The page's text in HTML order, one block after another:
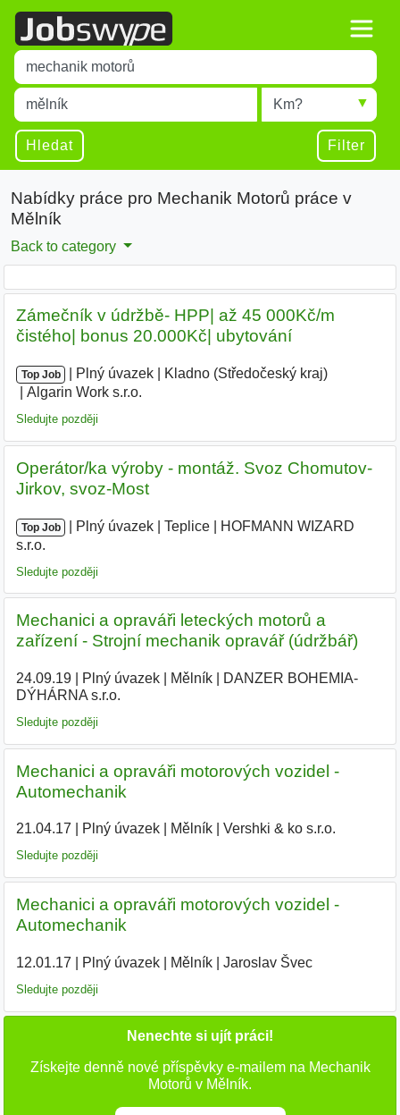
Title
Type 1 or more characters for results.
Místo
Type 1 or more characters for results.
Radius
Hledat Filter
Nabídky práce pro Mechanik Motorů práce v
Mělník
Back to category
Zámečník v údržbě- HPP| až 45 000Kč/m
čistého| bonus 20.000Kč| ubytování
Top Job Plný úvazek Kladno (Středočeský kraj)
Algarin Work s.r.o.
Sledujte později
Operátor/ka výroby - montáž. Svoz Chomutov-
Jirkov, svoz-Most
Top Job Plný úvazek Teplice
HOFMANN WIZARD
s.r.o.
Sledujte později
Mechanici a opraváři leteckých motorů a
zařízení - Strojní mechanik opravář (údržbář)
24.09.19| Plný úvazek| Mělník|
DANZER BOHEMIA-
DÝHÁRNA s.r.o.
Sledujte později
Mechanici a opraváři motorových vozidel -
Automechanik
21.04.17 Plný úvazek| Mělník| Vershki & ko s.r.o.
Sledujte později
Mechanici a opraváři motorových vozidel -
Automechanik
12.01.17 Plný úvazek| Mělník| Jaroslav Švec|
Sledujte později
Nenechte si ujít práci!
Získejte denně nové příspěvky e-mailem na Mechanik
Motorů v Mělník.